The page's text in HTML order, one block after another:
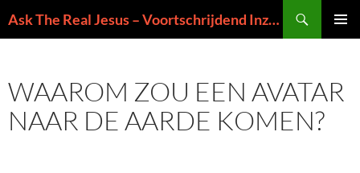
naar
Ask The Real Jesus – Voortschrijdend Inzicht in de Zin van het Leven
WAAROM ZOU EEN AVATAR
NAAR DE AARDE KOMEN?